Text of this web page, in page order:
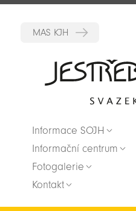
Informace SOJH
Informační centrum
Fotogalerie
Kontakt